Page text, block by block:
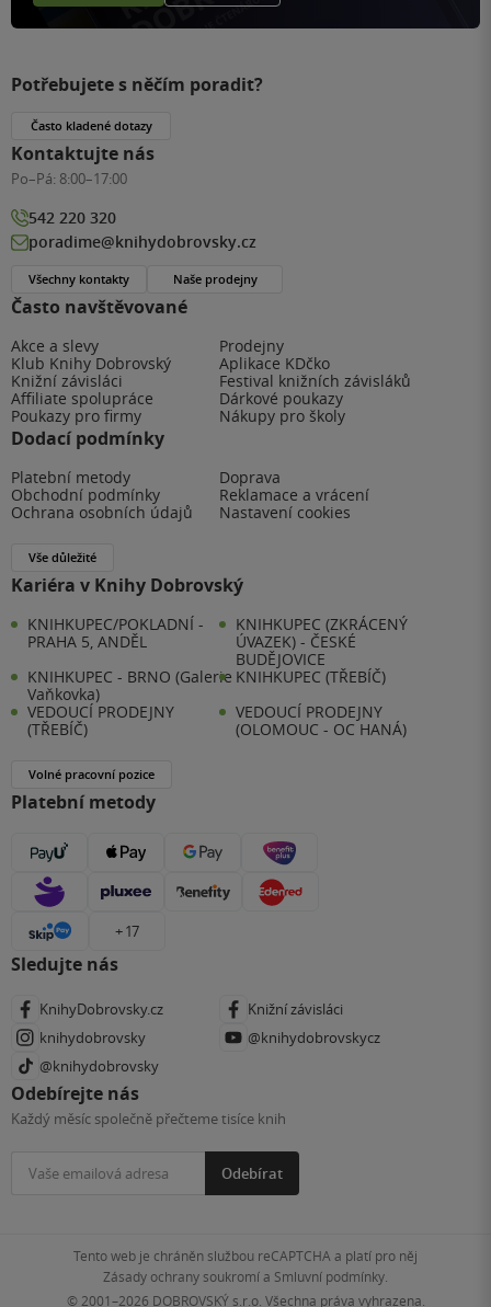
Často navštěvované
Akce a slevy
Prodejny
Klub Knihy Dobrovský
Aplikace KDčko
Knižní závisláci
Festival knižních závisláků
Affiliate spolupráce
Dárkové poukazy
Poukazy pro firmy
Nákupy pro školy
Dodací podmínky
Platební metody
Doprava
Obchodní podmínky
Reklamace a vrácení
Ochrana osobních údajů
Nastavení cookies
Vše důležité
Kariéra v Knihy Dobrovský
KNIHKUPEC/POKLADNÍ -
PRAHA 5, ANDĚL
KNIHKUPEC (ZKRÁCENÝ
ÚVAZEK) - ČESKÉ
BUDĚJOVICE
KNIHKUPEC - BRNO (Galerie
Vaňkovka)
KNIHKUPEC (TŘEBÍČ)
VEDOUCÍ PRODEJNY
(TŘEBÍČ)
VEDOUCÍ PRODEJNY
(OLOMOUC - OC HANÁ)
Volné pracovní pozice
Platební metody
+ 17
Sledujte nás
KnihyDobrovsky.cz
Knižní závisláci
knihydobrovsky
@knihydobrovskycz
@knihydobrovsky
Odebírejte nás
Každý měsíc společně přečteme tisíce knih
Odebírat
Potřebujete s něčím poradit?
Často kladené dotazy
Kontaktujte nás
Po–Pá: 8:00–17:00
542 220 320
poradime@knihydobrovsky.cz
Všechny kontakty Naše prodejny
Tento web je chráněn službou reCAPTCHA a platí pro něj
Zásady ochrany soukromía Smluvní podmínky.
© 2001–2026 DOBROVSKÝ s.r.o. Všechna práva vyhrazena.